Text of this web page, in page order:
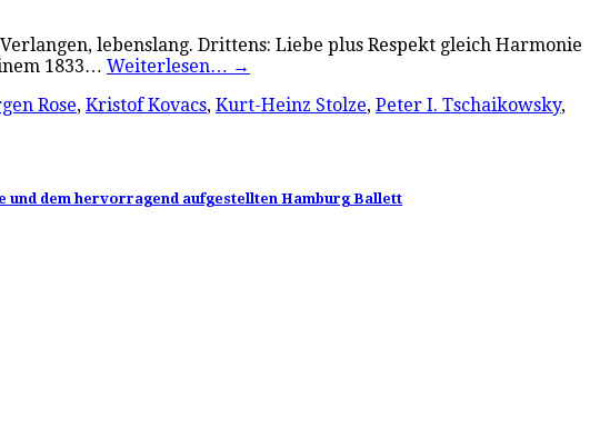
lebenslang. Drittens: Liebe plus Respekt gleich Harmonie
1833… Weiterlesen… →
Rose, Kristof Kovacs, Kurt-Heinz Stolze, Peter I. Tschaikowsky,
und dem hervorragend aufgestellten Hamburg Ballett